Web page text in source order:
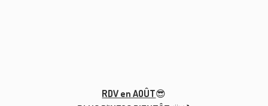
RDV en AOÛT😎